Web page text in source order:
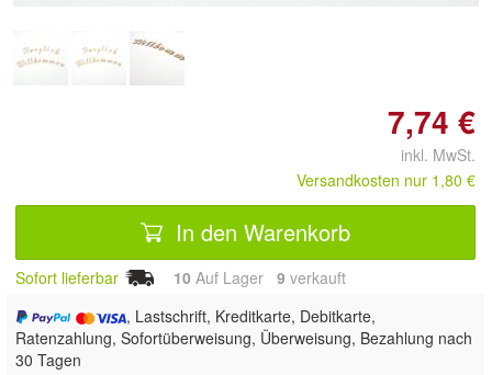
7,74 €
inkl. MwSt.
Versandkosten nur 1,80 €
In den Warenkorb
Sofort lieferbar 10 Auf Lager 9 verkauft
, Lastschrift, Kreditkarte, Debitkarte,
Ratenzahlung, Sofortüberweisung, Überweisung, Bezahlung nach
30 Tagen